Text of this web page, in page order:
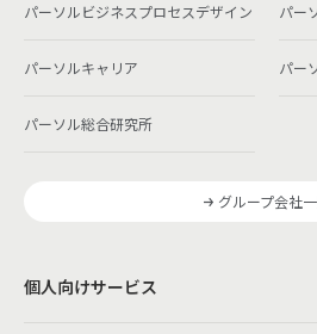
パーソルビジネスプロセスデザイン パー
パーソルキャリア パー
パーソル総合研究所
グループ会社
個人向けサービス